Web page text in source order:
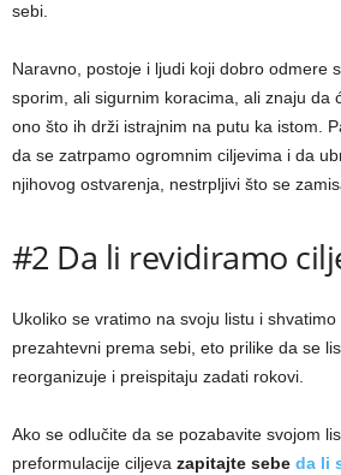
sebi.
Naravno, postoje i ljudi koji dobro odmere
sporim, ali sigurnim koracima, ali znaju da
ono što ih drži istrajnim na putu ka istom.
da se zatrpamo ogromnim ciljevima i da
njihovog ostvarenja, nestrpljivi što se
#2 Da li revidiramo
Ukoliko se vratimo na svoju listu i
prezahtevni prema sebi, eto prilike da se
reorganizuje i preispitaju zadati rokovi.
Ako se odlučite da se pozabavite svojom
preformulacije ciljeva zapitajte sebe da li